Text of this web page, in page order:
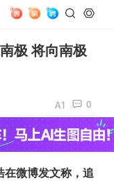
极 将向南极
0
在微博发文称，追